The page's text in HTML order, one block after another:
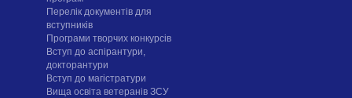
Перелік документів для
вступників
Програми творчих конкурсiв
Вступ до аспірантури,
докторантури
Вступ до магістратури
Вища освіта ветеранів ЗСУ